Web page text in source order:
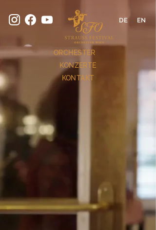
DE EN
ORCHESTER
KONZERTE
KONTAKT